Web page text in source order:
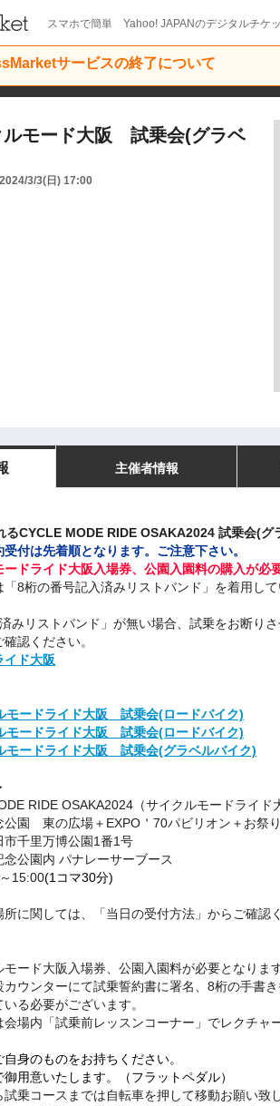
スマホで簡単 Yahoo! JAPANのデジタルチケ
サービスの終了について
モード大阪 試乗会(グラベ
3/3(日) 17:00
主催者情報
るCYCLE MODE RIDE OSAKA2024 試乗会(グ
受付は先着順となります。ご注意下さい。
ドライド大阪入場券、公園入園料の購入が必
「8桁の番号記入済みリストバンド」を着用し
みリストバンド」が無い場合、試乗をお断りさ
認ください。
イド大阪
ードライド大阪 試乗会(ロードバイク)
ードライド大阪 試乗会(ロードバイク)
ードライド大阪 試乗会(グラベルバイク)
RIDE OSAKA2024（サイクルモードライド
公園 東の広場＋EXPO＇70パビリオン＋お祭
市千里万博公園1番1号
公園内 パナレーサーブース
15:00(1コマ30分)
に関しては、「当日の受付方法」からご確認
ード大阪入場券、公園入園料が必要となります
カウンターにて試乗誓約書に署名、8桁の手書
る必要がございます。
会場内「試乗前レッスンコーナー」でレクチャ
自身のものをお持ちください。
御用意いたします。（フラットペダル）
試乗コースまでは自転車を押して移動お願い致